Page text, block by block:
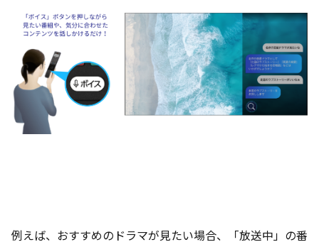
例えば、おすすめのドラマが見たい場合、「放送中」の番